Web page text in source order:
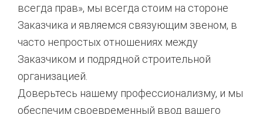
всегда прав», мы всегда стоим на стороне
Заказчика и являемся связующим звеном, в
часто непростых отношениях между
Заказчиком и подрядной строительной
организацией.
Доверьтесь нашему профессионализму, и мы
обеспечим своевременный ввод вашего